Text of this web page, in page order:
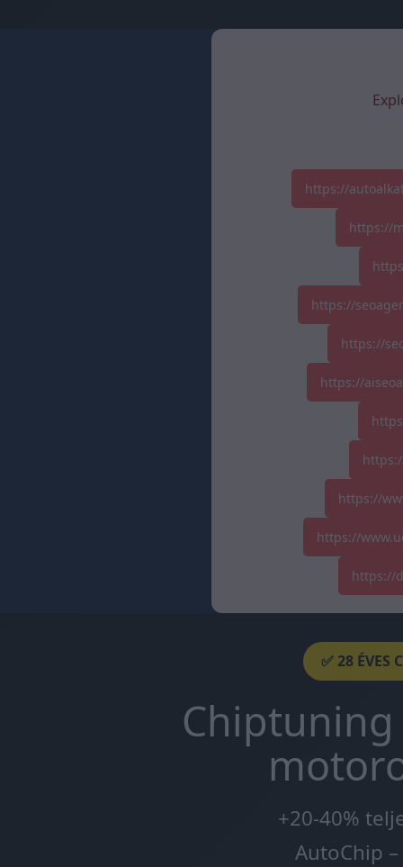
https://
https://
https://
https://
https://
https://
https://
https://
✅ 28 ÉVES
+20-40%
AutoChip